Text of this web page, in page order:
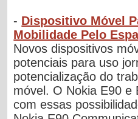
- Dispositivo Móvel
Mobilidade Pelo
Novos dispositivos
potenciais para uso
potencialização do
móvel. O Nokia E90 e
com essas